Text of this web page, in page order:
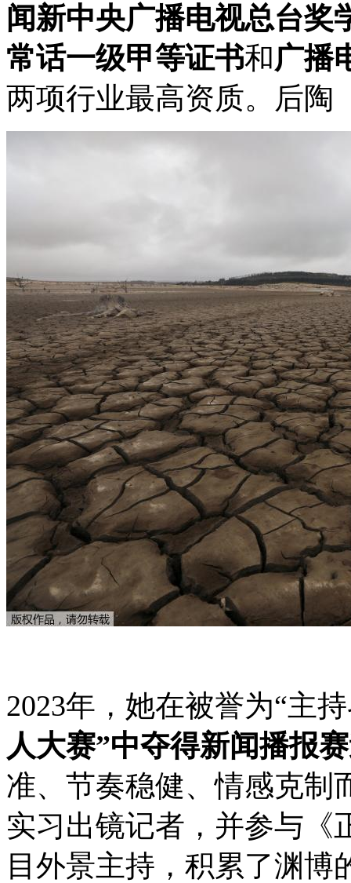
闻新中央广播电视总台奖
常话一级甲等证书和广播
两项行业最高资质。后陶
2023年，她在被誉为“主
人大赛”中夺得新闻播报
准、节奏稳健、情感克制
实习出镜记者，并参与《
目外景主持，积累了渊博